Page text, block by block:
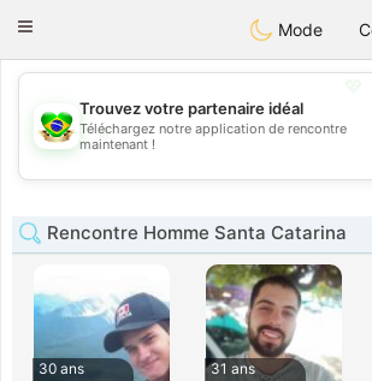
Brasil
Toggle
Mode
💖
💕
Trouvez votre partenaire idéal
Téléchargez notre application de rencontre
maintenant !
Rencontre Homme Santa Catarina
30 ans
31 ans